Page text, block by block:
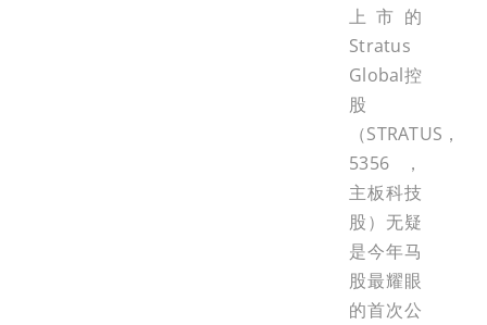
上市的
Stratus
Global控
股
（STRATUS，
5356，
主板科技
股）无疑
是今年马
股最耀眼
的首次公